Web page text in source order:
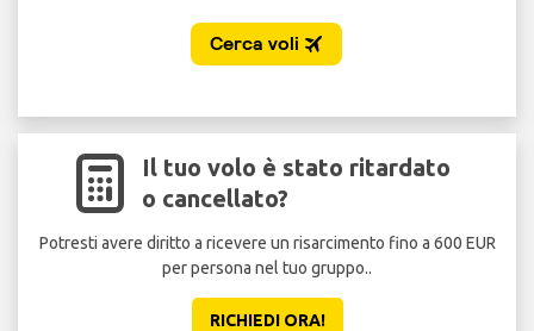
Il tuo volo è stato ritardato
o cancellato?
Potresti avere diritto a ricevere un risarcimento fino a 600 EUR
per persona nel tuo gruppo..
RICHIEDI ORA!